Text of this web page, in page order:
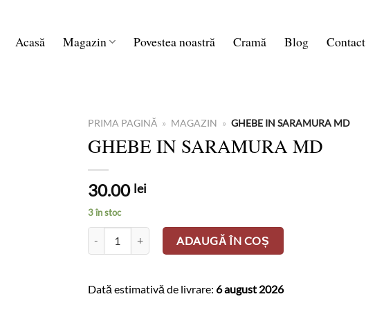
Acasă Magazin Povestea noastră Cramă Blog Contact
PRIMA PAGINĂ » MAGAZIN » GHEBE IN SARAMURA MD
GHEBE IN SARAMURA MD
30.00 lei
3 în stoc
Cantitate GHEBE IN SARAMURA MD
ADAUGĂ ÎN COȘ
Dată estimativă de livrare: 6 august 2026